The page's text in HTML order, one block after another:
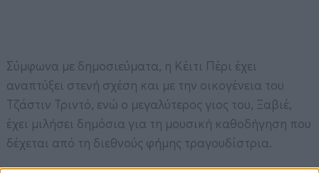
Σύμφωνα με δημοσιεύματα, η Κέιτι Πέρι έχει
αναπτύξει στενή σχέση και με την οικογένεια του
Τζάστιν Τριντό, ενώ ο μεγαλύτερος γιος του, Ξαβιέ,
έχει μιλήσει δημόσια για τη μουσική καθοδήγηση που
δέχεται από τη διεθνούς φήμης τραγουδίστρια.